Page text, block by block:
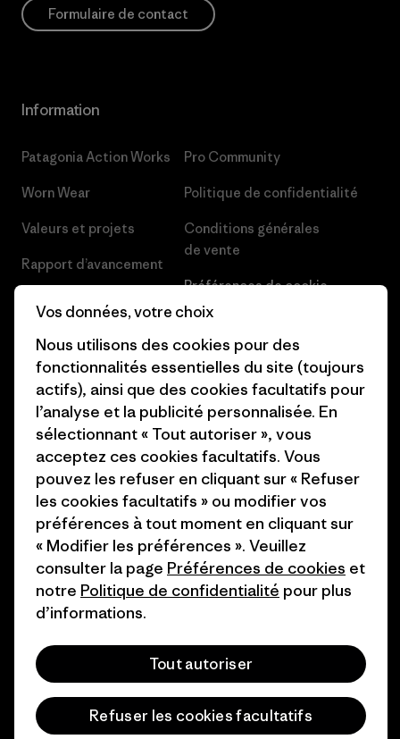
Formulaire de contact
Information
Patagonia Action Works
Worn Wear
Valeurs et projets
Rapport d’avancement
Objectifs climatiques
1% For The Planet
Comment nous
finançons
Cartes cadeaux
Nos magasins
Pro Community
Politique de confidentialité
Conditions générales
de vente
Préférences de cookie
Carrières
Presse et media
Industry program
Programme d’affiliation
Patagonia Belgique Plan du
site
© 2026 Patagonia, Inc. All Rights Reserved.
Vos données, votre choix
Nous utilisons des cookies pour des
fonctionnalités essentielles du site (toujours
actifs), ainsi que des cookies facultatifs pour
l’analyse et la publicité personnalisée. En
sélectionnant « Tout autoriser », vous
acceptez ces cookies facultatifs. Vous
pouvez les refuser en cliquant sur « Refuser
les cookies facultatifs » ou modifier vos
préférences à tout moment en cliquant sur
« Modifier les préférences ». Veuillez
consulter la page Préférences de cookies et
notre Politique de confidentialité pour plus
d’informations.
Tout autoriser
Refuser les cookies facultatifs